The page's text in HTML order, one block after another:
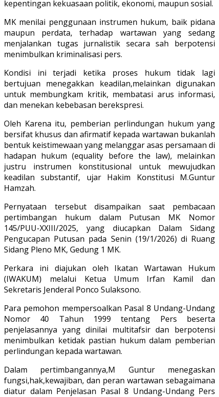
kepentingan kekuasaan politik, ekonomi, maupun sosial.
MK menilai penggunaan instrumen hukum, baik pidana
maupun perdata, terhadap wartawan yang sedang
menjalankan tugas jurnalistik secara sah berpotensi
menimbulkan kriminalisasi pers.
Kondisi ini terjadi ketika proses hukum tidak lagi
bertujuan menegakkan keadilan,melainkan digunakan
untuk membungkam kritik, membatasi arus informasi,
dan menekan kebebasan berekspresi.
Oleh Karena itu, pemberian perlindungan hukum yang
bersifat khusus dan afirmatif kepada wartawan bukanlah
bentuk keistimewaan yang melanggar asas persamaan di
hadapan hukum (equality before the law), melainkan
justru instrumen konstitusional untuk mewujudkan
keadilan substantif, ujar Hakim Konstitusi M.Guntur
Hamzah.
Pernyataan tersebut disampaikan saat pembacaan
pertimbangan hukum dalam Putusan MK Nomor
145/PUU-XXIII/2025, yang diucapkan Dalam Sidang
Pengucapan Putusan pada Senin (19/1/2026) di Ruang
Sidang Pleno MK, Gedung 1 MK.
Perkara ini diajukan oleh Ikatan Wartawan Hukum
(IWAKUM) melalui Ketua Umum Irfan Kamil dan
Sekretaris Jenderal Ponco Sulaksono.
Para pemohon mempersoalkan Pasal 8 Undang-Undang
Nomor 40 Tahun 1999 tentang Pers beserta
penjelasannya yang dinilai multitafsir dan berpotensi
menimbulkan ketidak pastian hukum dalam pemberian
perlindungan kepada wartawan.
Dalam pertimbangannya,M Guntur menegaskan
fungsi,hak,kewajiban, dan peran wartawan sebagaimana
diatur dalam Penjelasan Pasal 8 Undang-Undang Pers